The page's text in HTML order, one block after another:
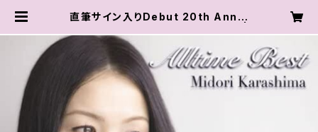
直筆サイン入りDebut 20th Anniv
karashimaya